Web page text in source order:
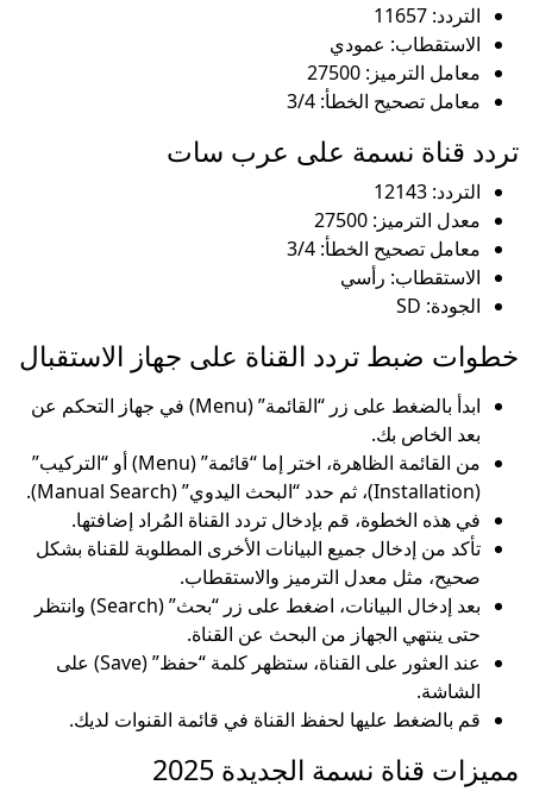
التردد: 11657
الاستقطاب: عمودي
معامل الترميز: 27500
معامل تصحيح الخطأ: 3/4
تردد قناة نسمة على عرب سات
التردد: 12143
معدل الترميز: 27500
معامل تصحيح الخطأ: 3/4
الاستقطاب: رأسي
الجودة: SD
خطوات ضبط تردد القناة على جهاز الاستقبال
ابدأ بالضغط على زر “القائمة” (Menu) في جهاز التحكم عن
بعد الخاص بك.
من القائمة الظاهرة، اختر إما “قائمة” (Menu) أو “التركيب”
(Installation)، ثم حدد “البحث اليدوي” (Manual Search).
في هذه الخطوة، قم بإدخال تردد القناة المُراد إضافتها.
تأكد من إدخال جميع البيانات الأخرى المطلوبة للقناة بشكل
صحيح، مثل معدل الترميز والاستقطاب.
بعد إدخال البيانات، اضغط على زر “بحث” (Search) وانتظر
حتى ينتهي الجهاز من البحث عن القناة.
عند العثور على القناة، ستظهر كلمة “حفظ” (Save) على
الشاشة.
قم بالضغط عليها لحفظ القناة في قائمة القنوات لديك.
مميزات قناة نسمة الجديدة 2025